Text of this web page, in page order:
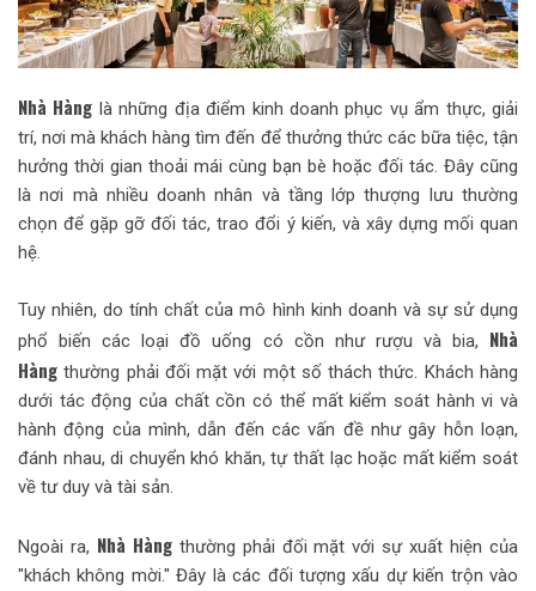
Nhà Hàng là những địa điểm kinh doanh phục vụ ẩm thực, giải
trí, nơi mà khách hàng tìm đến để thưởng thức các bữa tiệc, tận
hưởng thời gian thoải mái cùng bạn bè hoặc đối tác. Đây cũng
là nơi mà nhiều doanh nhân và tầng lớp thượng lưu thường
chọn để gặp gỡ đối tác, trao đổi ý kiến, và xây dựng mối quan
hệ.
Tuy nhiên, do tính chất của mô hình kinh doanh và sự sử dụng
phổ biến các loại đồ uống có cồn như rượu và bia, Nhà
Hàng thường phải đối mặt với một số thách thức. Khách hàng
dưới tác động của chất cồn có thể mất kiểm soát hành vi và
hành động của mình, dẫn đến các vấn đề như gây hỗn loạn,
đánh nhau, di chuyển khó khăn, tự thất lạc hoặc mất kiểm soát
về tư duy và tài sản.
Ngoài ra, Nhà Hàngthường phải đối mặt với sự xuất hiện của
"khách không mời." Đây là các đối tượng xấu dự kiến trộn vào